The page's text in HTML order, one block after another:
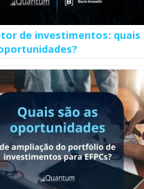
de investimentos: quais